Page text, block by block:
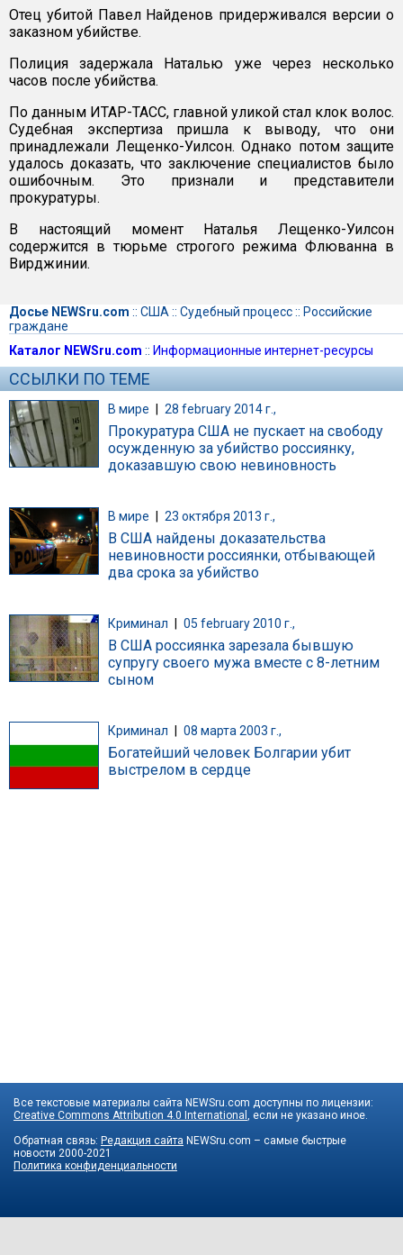
Отец убитой Павел Найденов придерживался версии о
заказном убийстве.
Полиция задержала Наталью уже через несколько
часов после убийства.
По данным ИТАР-ТАСС, главной уликой стал клок волос.
Судебная экспертиза пришла к выводу, что они
принадлежали Лещенко-Уилсон. Однако потом защите
удалось доказать, что заключение специалистов было
ошибочным. Это признали и представители
прокуратуры.
В настоящий момент Наталья Лещенко-Уилсон
содержится в тюрьме строгого режима Флюванна в
Вирджинии.
Досье NEWSru.com :: США :: Судебный процесс:: Российские
граждане
Каталог NEWSru.com :: Информационные интернет-ресурсы
ССЫЛКИ ПО ТЕМЕ
В мире | 28 february 2014 г.,
Прокуратура США не пускает на свободу
осужденную за убийство россиянку,
доказавшую свою невиновность
В мире 23 октября 2013 г.,
В США найдены доказательства
невиновности россиянки, отбывающей
два срока за убийство
Криминал 05 february 2010 г.,
В США россиянка зарезала бывшую
супругу своего мужа вместе с 8-летним
сыном
Криминал 08 марта 2003 г.,
Богатейший человек Болгарии убит
выстрелом в сердце
Все текстовые материалы сайта NEWSru.com доступны по лицензии:
Creative Commons Attribution 4.0 International
, если не указано иное.
Обратная связь: Редакция сайта NEWSru.com – самые быстрые
новости 2000-2021
Политика конфиденциальности